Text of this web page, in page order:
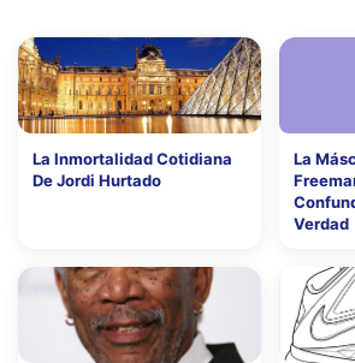
La Inmortalidad Cotidiana
De Jordi Hurtado
La
Verdad